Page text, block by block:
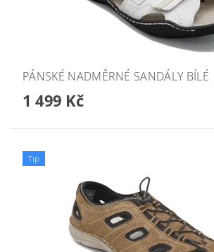
PÁNSKÉ NADMĚRNÉ SANDÁLY BÍLÉ
1 499 Kč
Tip